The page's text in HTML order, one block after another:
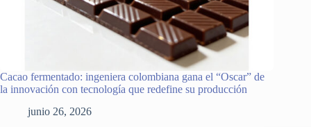
Cacao fermentado: ingeniera colombiana gana el “Oscar” de
la innovación con tecnología que redefine su producción
junio 26, 2026